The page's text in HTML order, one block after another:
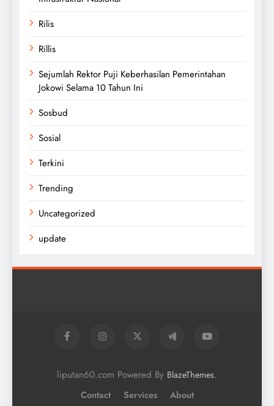
Rilis
Rillis
Sejumlah Rektor Puji Keberhasilan Pemerintahan
Jokowi Selama 10 Tahun Ini
Sosbud
Sosial
Terkini
Trending
Uncategorized
update
liputan60.com Powered By BlazeThemes.
Contact Services About